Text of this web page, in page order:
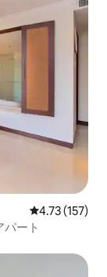
レビュー157
4.73 (157)
ート